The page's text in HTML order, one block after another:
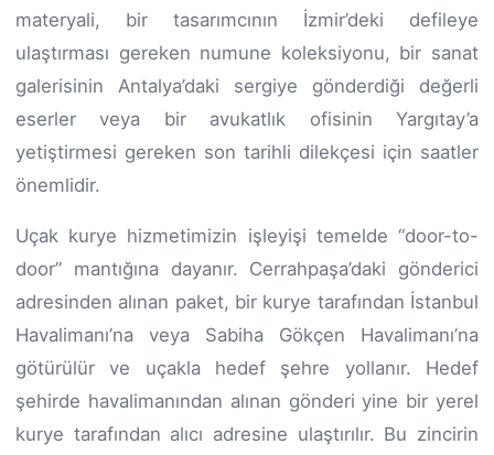
materyali, bir tasarımcının İzmir’deki defileye
ulaştırması gereken numune koleksiyonu, bir sanat
galerisinin Antalya’daki sergiye gönderdiği değerli
eserler veya bir avukatlık ofisinin Yargıtay’a
yetiştirmesi gereken son tarihli dilekçesi için saatler
önemlidir.
Uçak kurye hizmetimizin işleyişi temelde “door-to-
door” mantığına dayanır. Cerrahpaşa’daki gönderici
adresinden alınan paket, bir kurye tarafından İstanbul
Havalimanı’na veya Sabiha Gökçen Havalimanı’na
götürülür ve uçakla hedef şehre yollanır. Hedef
şehirde havalimanından alınan gönderi yine bir yerel
kurye tarafından alıcı adresine ulaştırılır. Bu zincirin